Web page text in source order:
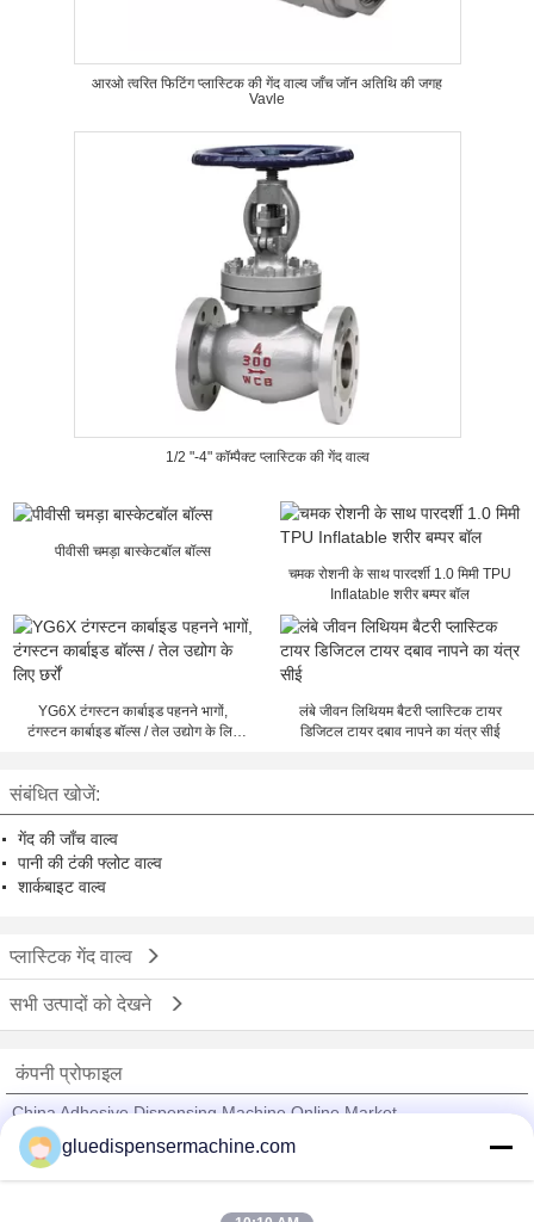
आरओ त्वरित फिटिंग प्लास्टिक की गेंद वाल्व जाँच जॉन अतिथि की जगह
Vavle
1/2 "-4" कॉम्पैक्ट प्लास्टिक की गेंद वाल्व
पीवीसी चमड़ा बास्केटबॉल बॉल्स
चमक रोशनी के साथ पारदर्शी 1.0 मिमी TPU
Inflatable शरीर बम्पर बॉल
YG6X टंगस्टन कार्बाइड पहनने भागों,
टंगस्टन कार्बाइड बॉल्स / तेल उद्योग के लिए
लंबे जीवन लिथियम बैटरी प्लास्टिक टायर
डिजिटल टायर दबाव नापने का यंत्र सीई
संबंधित खोजें:
गेंद की जाँच वाल्व
पानी की टंकी फ्लोट वाल्व
शार्कबाइट वाल्व
प्लास्टिक गेंद वाल्व
सभी उत्पादों को देखने
कंपनी प्रोफाइल
China Adhesive Dispensing Machine Online Market
सत्यापित आपूर्तिकर्ताओं
Trust Seal
Verified Suplier
gluedispensermachine.com